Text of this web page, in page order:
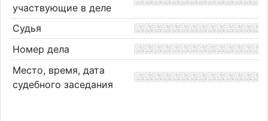
участвующие в деле
Судья
Номер дела
Место, время, дата
судебного заседания